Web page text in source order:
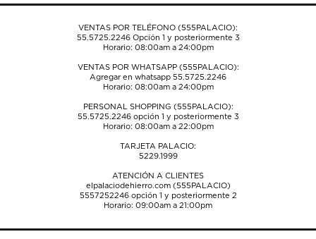
de
de
de
de
de
VENTAS POR TELÉFONO (555PALACIO):
55.5725.2246Opción 1 y posteriormente 3
Horario: 08:00am a 24:00pm
VENTAS POR WHATSAPP (555PALACIO):
Agregar en whatsapp 55.5725.2246
Horario: 08:00am a 24:00pm
PERSONAL SHOPPING (555PALACIO):
55.5725.2246opción 1 y posteriormente 3
Horario: 08:00am a 22:00pm
TARJETA PALACIO:
5229.1999
ATENCIÓN A CLIENTES
elpalaciodehierro.com (555PALACIO)
5557252246opción 1 y posteriormente 2
Horario: 09:00am a 21:00pm